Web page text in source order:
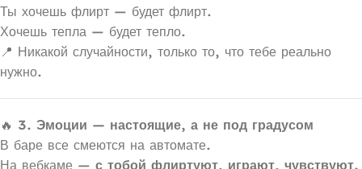
Ты хочешь флирт — будет флирт.
Хочешь тепла — будет тепло.
📍 Никакой случайности, только то, что тебе реально
нужно.
🔥 3. Эмоции — настоящие, а не под градусом
В баре все смеются на автомате.
На вебкаме — с тобой флиртуют, играют, чувствуют.